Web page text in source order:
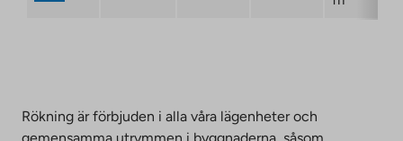
Rökning är förbjuden i alla våra lägenheter och
gemensamma utrymmen i byggnaderna, såsom